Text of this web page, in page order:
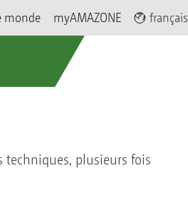
monde myAMAZONE français
techniques, plusieurs fois